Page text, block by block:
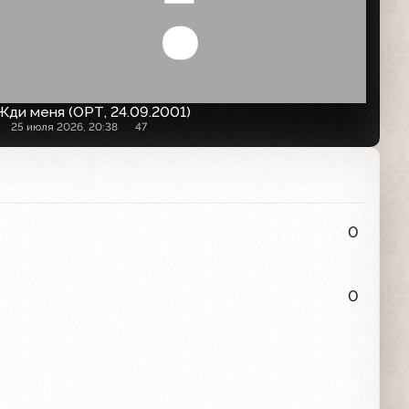
меня (ОРТ, 24.09.2001)
25 июля 2026, 20:38 47
0
0